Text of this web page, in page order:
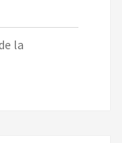
la